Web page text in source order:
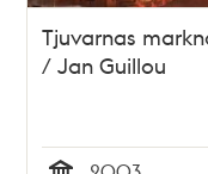
Tjuvarnas
/ Jan Guillou